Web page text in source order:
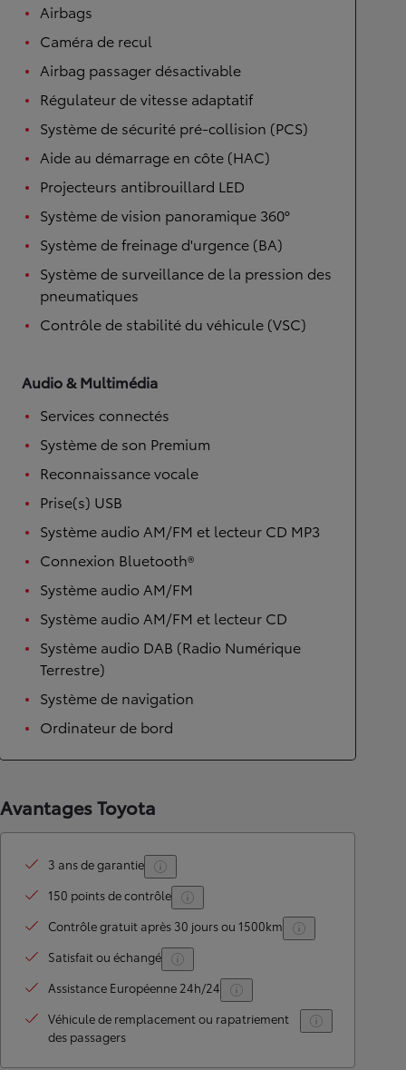
Airbags
Caméra de recul
Airbag passager désactivable
Régulateur de vitesse adaptatif
Système de sécurité pré-collision (PCS)
Aide au démarrage en côte (HAC)
Projecteurs antibrouillard LED
Système de vision panoramique 360°
Système de freinage d'urgence (BA)
Système de surveillance de la pression des
pneumatiques
Contrôle de stabilité du véhicule (VSC)
Audio & Multimédia
Services connectés
Système de son Premium
Reconnaissance vocale
Prise(s) USB
Système audio AM/FM et lecteur CD MP3
Connexion Bluetooth®
Système audio AM/FM
Système audio AM/FM et lecteur CD
Système audio DAB (Radio Numérique
Terrestre)
Système de navigation
Ordinateur de bord
Avantages Toyota
3 ans de garantie
150 points de contrôle
Contrôle gratuit après 30 jours ou 1500km
Satisfait ou échangé
Assistance Européenne 24h/24
Véhicule de remplacement ou rapatriement
des passagers